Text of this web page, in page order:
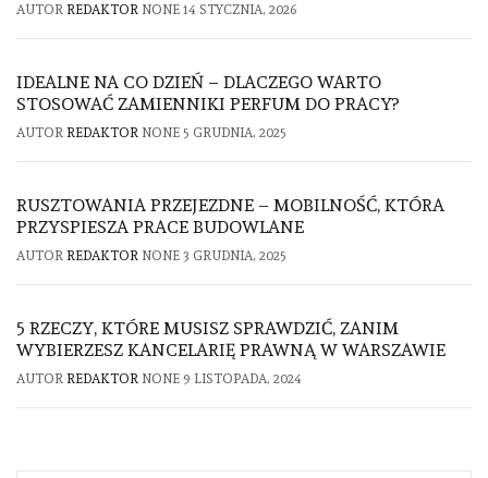
AUTOR REDAKTOR NONE 14 STYCZNIA, 2026
IDEALNE NA CO DZIEŃ – DLACZEGO WARTO
STOSOWAĆ ZAMIENNIKI PERFUM DO PRACY?
AUTOR REDAKTOR NONE 5 GRUDNIA, 2025
RUSZTOWANIA PRZEJEZDNE – MOBILNOŚĆ, KTÓRA
PRZYSPIESZA PRACE BUDOWLANE
AUTOR REDAKTOR NONE 3 GRUDNIA, 2025
5 RZECZY, KTÓRE MUSISZ SPRAWDZIĆ, ZANIM
WYBIERZESZ KANCELARIĘ PRAWNĄ W WARSZAWIE
AUTOR REDAKTOR NONE 9 LISTOPADA, 2024